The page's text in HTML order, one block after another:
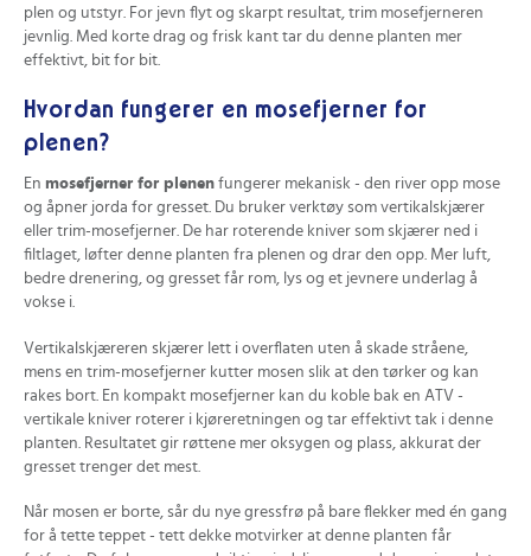
plen og utstyr. For jevn flyt og skarpt resultat, trim mosefjerneren
jevnlig. Med korte drag og frisk kant tar du denne planten mer
effektivt, bit for bit.
Hvordan fungerer en mosefjerner for
plenen?
En mosefjerner for plenen fungerer mekanisk - den river opp mose
og åpner jorda for gresset. Du bruker verktøy som vertikalskjærer
eller trim-mosefjerner. De har roterende kniver som skjærer ned i
filtlaget, løfter denne planten fra plenen og drar den opp. Mer luft,
bedre drenering, og gresset får rom, lys og et jevnere underlag å
vokse i.
Vertikalskjæreren skjærer lett i overflaten uten å skade stråene,
mens en trim-mosefjerner kutter mosen slik at den tørker og kan
rakes bort. En kompakt mosefjerner kan du koble bak en ATV -
vertikale kniver roterer i kjøreretningen og tar effektivt tak i denne
planten. Resultatet gir røttene mer oksygen og plass, akkurat der
gresset trenger det mest.
Når mosen er borte, sår du nye gressfrø på bare flekker med én gang
for å tette teppet - tett dekke motvirker at denne planten får